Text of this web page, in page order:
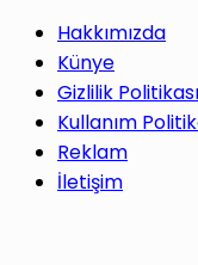
Hakkımızda
Künye
Gizlilik Politikası
Kullanım
Reklam
İletişim